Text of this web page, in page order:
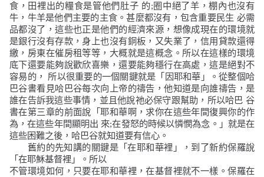
食，田裡出的糧食是管他們肚子 的;圈中絕了羊，棚內也沒有
牛，牛羊是他們主要的主食。甚麼都沒有，包含重要民生 必需
品都沒了，這些也正是他們的經濟來源，想像成現在的環境就
是銀行沒有存款，身上也沒有銅板，又失業了，信用貸款還得
繳，房東在催房租等等，大概就是這概念。所以在這樣的環境
底下還要能夠說歡欣喜樂，還要能夠穩行在高處，這是絕對不
容易的，
所以很重要的一個關鍵就是「因耶和華」。從整個哈
巴谷書看見哈巴谷每次向上帝的禱告，他知道是向誰禱告，是
誰在告訴我這些事情，並且他說祂必保守跟幫助，所以哈巴 谷
書在第三章的前面說「耶和華啊，求你在這些年間復興你的作
為，在這些年間顯明出 來;在發怒的時候以憐憫為念。 」就是在
這些困難之後，哈巴谷就知道要有信心。
舊約的先知講的關鍵是「在耶和華裡」，到了新約保羅說
「在耶穌基督裡」。所以
不管環境如何，只要在耶和華裡，在基督裡就不一樣。保羅在